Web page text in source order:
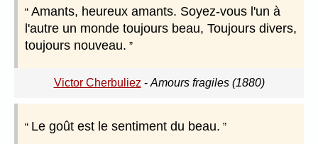
Amants, heureux amants. Soyez-vous l'un à
l'autre un monde toujours beau, Toujours divers,
toujours nouveau.
Victor Cherbuliez - Amours fragiles (1880)
Le goût est le sentiment du beau.